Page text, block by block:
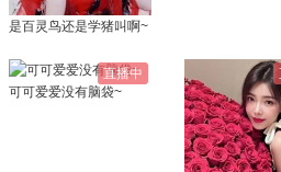
是百灵鸟还是学猪叫啊~
直播中
可可爱爱没有脑袋~